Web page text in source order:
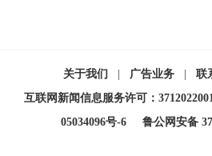
关于我们 广告业务 联
互联网新闻信息服务许可：
05034096号-6
鲁公网安备